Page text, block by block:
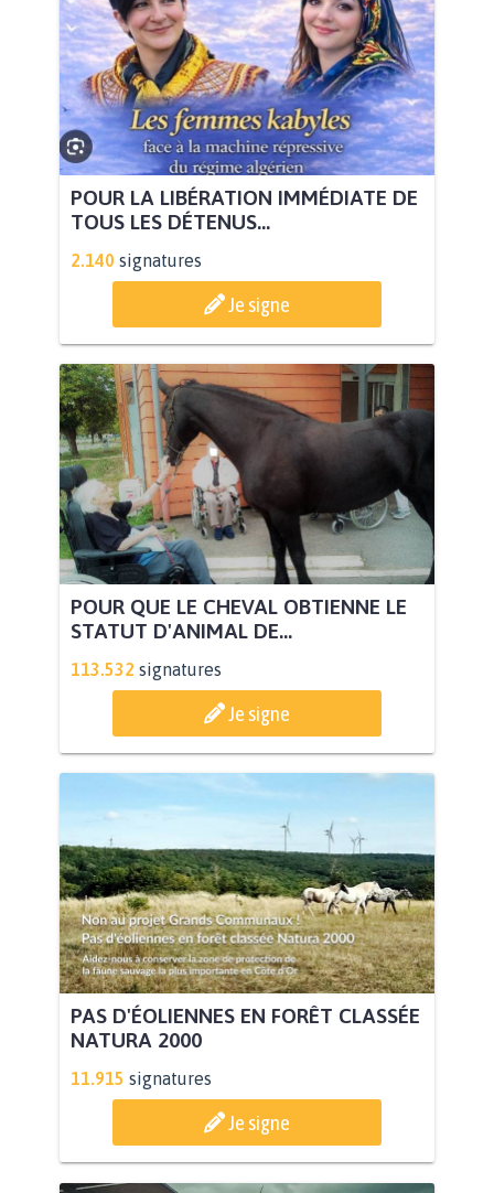
POUR LA LIBÉRATION IMMÉDIATE DE
TOUS LES DÉTENUS...
2.140 signatures
Je signe
POUR QUE LE CHEVAL OBTIENNE LE
STATUT D'ANIMAL DE...
113.532 signatures
Je signe
PAS D'ÉOLIENNES EN FORÊT CLASSÉE
NATURA 2000
11.915 signatures
Je signe